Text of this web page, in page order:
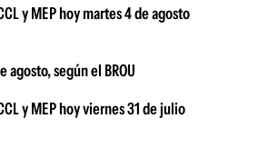
y MEP hoy martes 4 de agosto
según el BROU
y MEP hoy viernes 31 de julio